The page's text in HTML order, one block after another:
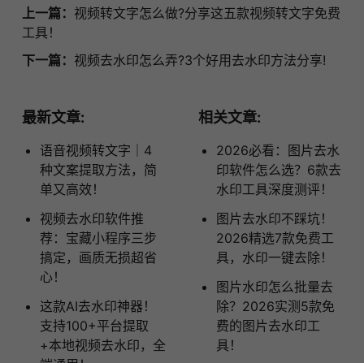
上一篇： 视频转文字怎么做?分享这五款视频转文字免费
工具！
下一篇： 视频去水印怎么弄?3个好用去水印方法分享!
最新文章:
语音视频转文字｜4
种文案提取方法，简
单又高效！
视频去水印软件推
荐：宝藏小程序三步
搞定，画质无损超省
心！
这款AI去水印神器！
支持100+平台提取
+本地视频去水印，全
相关文章:
2026必看：图片去水
印软件怎么选？6款去
水印工具深度测评！
图片去水印不踩坑！
2026精选7款免费工
具，水印一键去除！
图片水印怎么批量去
除？2026实测5款免
费的图片去水印工
具！